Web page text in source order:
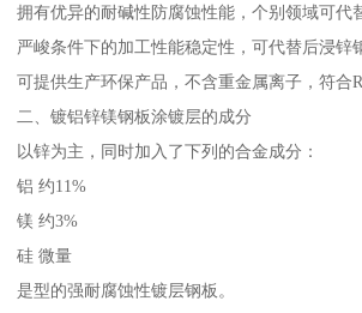
拥有优异的耐碱性防腐蚀性能，个别领域可代
严峻条件下的加工性能稳定性，可代替后浸锌
可提供生产环保产品，不含重金属离子，符合
二、镀铝锌镁钢板涂镀层的成分
以锌为主，同时加入了下列的合金成分：
铝 约11%
镁 约3%
硅 微量
是型的强耐腐蚀性镀层钢板。